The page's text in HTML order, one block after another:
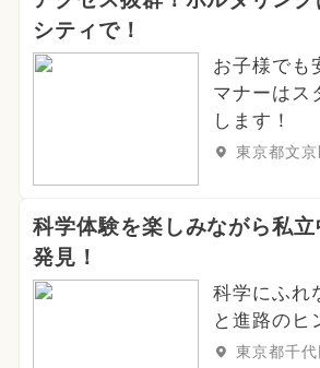
シティで！
お子様でも
マナーはス
します！
東京都文京
科学体験を楽しみながら私
発見！
科学にふれ
と進路のヒ
東京都千代